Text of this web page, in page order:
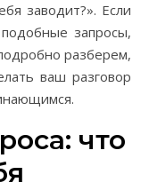
заводит?». Если
запросы,
разберем,
ваш разговор
что